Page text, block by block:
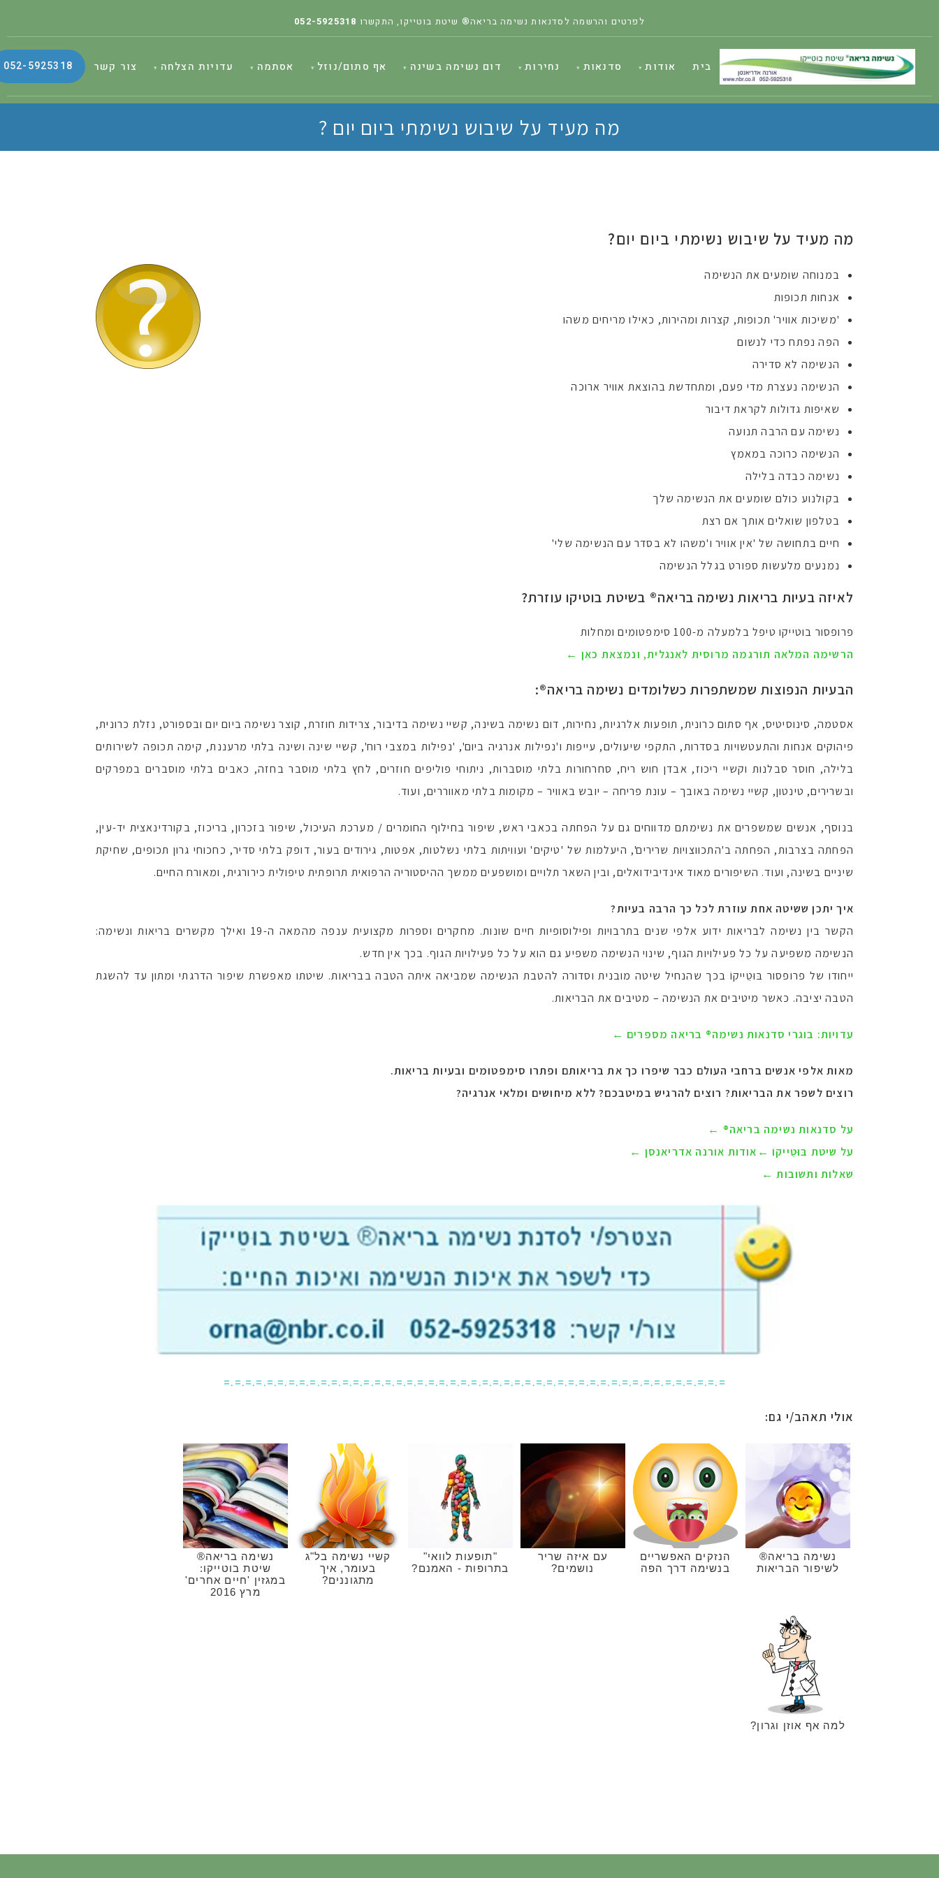
לפרטים והרשמה לסדנאות נשימה בריאה® שיטת בוטייקו, התקשרו 052-5925318
בית אודות סדנאות נחירות דום נשימה בשינה אף סתום/נוזל אסתמה עדויות הצלחה צור קשר 052-5925318
מה מעיד על שיבוש נשימתי ביום יום ?
מה מעיד על שיבוש נשימתי ביום יום?
במנוחה שומעים את הנשימה
אנחות תכופות
'משיכות אוויר' תכופות, קצרות ומהירות, כאילו מריחים משהו
הפה נפתח כדי לנשום
הנשימה לא סדירה
הנשימה נעצרת מדי פעם, ומתחדשת בהוצאת אוויר ארוכה
שאיפות גדולות לקראת דיבור
נשימה עם הרבה תנועה
הנשימה כרוכה במאמץ
נשימה כבדה בלילה
בקולנוע כולם שומעים את הנשימה שלך
בטלפון שואלים אותך אם רצת
חיים בתחושה של 'אין אוויר ו'משהו לא בסדר עם הנשימה שלי'
נמנעים מלעשות ספורט בגלל הנשימה
לאיזה בעיות בריאות נשימה בריאה® בשיטת בוטיקו עוזרת?
פרופסור בוטייקו טיפל בלמעלה מ-100 סימפטומים ומחלות
הרשימה המלאה תורגמה מרוסית לאנגלית, ונמצאת כאן ←
הבעיות הנפוצות שמשתפרות כשלומדים נשימה בריאה®:
אסטמה, סינוסיטיס, אף סתום כרונית, תופעות אלרגיות, נחירות, דום נשימה בשינה, קשיי נשימה בדיבור, צרידות חוזרת, קוצר נשימה ביום יום ובספורט, נזלת כרונית,
פיהוקים אנחות והתעטשויות בסדרות, התקפי שיעולים, עייפות ו'נפילות אנרגיה ביום', 'נפילות במצבי רוח', קשיי שינה ושינה בלתי מרעננת, קימה תכופה לשירותים
בלילה, חוסר סבלנות וקשיי ריכוז, אבדן חוש ריח, סחרחורות בלתי מוסברות, ניתוחי פוליפים חוזרים, לחץ בלתי מוסבר בחזה, כאבים בלתי מוסברים במפרקים
ובשרירים, טינטון, קשיי נשימה באובך – עונת פריחה – יובש באוויר – מקומות בלתי מאווררים, ועוד.
בנוסף, אנשים שמשפרים את נשימתם מדווחים גם על הפחתה בכאבי ראש, שיפור בחילוף החומרים / מערכת העיכול, שיפור בזכרון, בריכוז, בקורדינאצית יד-עין,
הפחתה בצרבות, הפחתה ב'התכווצויות שרירים', היעלמות של 'טיקים' ועוויתות בלתי נשלטות, אפטות, גירודים בעור, דופק בלתי סדיר, כחכוחי גרון תכופים, שחיקת
שיניים בשינה, ועוד. השיפורים מאוד אינדיבידואלים, ובין השאר תלויים ומושפעים ממשך ההיסטוריה הרפואית תרופתית טיפולית כירורגית, ומאורח החיים.
איך יתכן ששיטה אחת עוזרת לכל כך הרבה בעיות?
הקשר בין נשימה לבריאות ידוע אלפי שנים בתרבויות ופילוסופיות חיים שונות. מחקרים וספרות מקצועית ענפה מהמאה ה-19 ואילך מקשרים בריאות ונשימה:
הנשימה משפיעה על כל פעילויות הגוף, שינוי הנשימה משפיע גם הוא על כל פעילויות הגוף. בכך אין חדש.
ייחודו של פרופסור בּוּטֵייקוֹ בכך שהנחיל שיטה מובנית וסדורה להטבת הנשימה שמביאה איתה הטבה בבריאות. שיטתו מאפשרת שיפור הדרגתי ומתון עד להשגת
הטבה יציבה. כאשר מיטיבים את הנשימה – מטיבים את הבריאות.
עדויות: בוגרי סדנאות נשימה® בריאה מספרים ←
מאות אלפי אנשים ברחבי העולם כבר שיפרו כך את בריאותם ופתרו סימפטומים ובעיות בריאות.
רוצים לשפר את הבריאות? רוצים להרגיש במיטבכם? ללא מיחושים ומלאי אנרגיה?
על סדנאות נשימה בריאה® ←
על שיטת בּוּטֵייקוֹ ← אודות אורנה אדריאנסן ←
שאלות ותשובות ←
=.=.=.=.=.=.=.=.=.=.=.=.=.=.=.=.=.=.=.=.=.=.=.=.=.=.=.=.=.=.=.=.=.=.=.=.=.=.=.=.=.=.=.=.=.=.=
אולי תאהב/י גם:
נשימה בריאה®
לשיפור הבריאות
הנזקים האפשריים
בנשימה דרך הפה
עם איזה שריר
נושמים?
"תופעות לוואי"
בתרופות - האמנם?
קשיי נשימה בל"ג
בעומר, איך
מתגוננים?
נשימה בריאה®
שיטת בוטייקו:
במגזין 'חיים אחרים'
מרץ 2016
למה אף אוזן וגרון?